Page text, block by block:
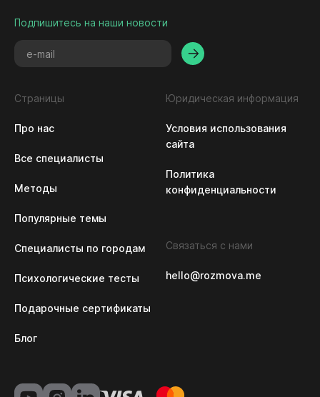
Подпишитесь на наши новости
Страницы
Про нас
Все специалисты
Методы
Популярные темы
Специалисты по городам
Психологические тесты
Подарочные сертификаты
Блог
Юридическая информация
Условия использования
сайта
Политика
конфиденциальности
Связаться с нами
hello@rozmova.me